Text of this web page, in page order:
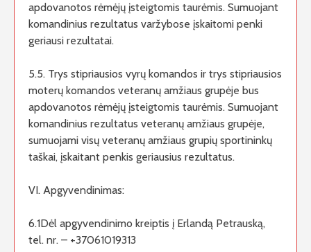
apdovanotos rėmėjų įsteigtomis taurėmis. Sumuojant
komandinius rezultatus varžybose įskaitomi penki
geriausi rezultatai.
5.5. Trys stipriausios vyrų komandos ir trys stipriausios
moterų komandos veteranų amžiaus grupėje bus
apdovanotos rėmėjų įsteigtomis taurėmis. Sumuojant
komandinius rezultatus veteranų amžiaus grupėje,
sumuojami visų veteranų amžiaus grupių sportininkų
taškai, įskaitant penkis geriausius rezultatus.
VI. Apgyvendinimas:
6.1Dėl apgyvendinimo kreiptis į Erlandą Petrauską,
tel. nr. – +37061019313